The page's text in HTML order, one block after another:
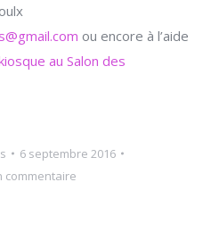
ou encore à l’aide
au Salon des
6 septembre 2016
commentaire